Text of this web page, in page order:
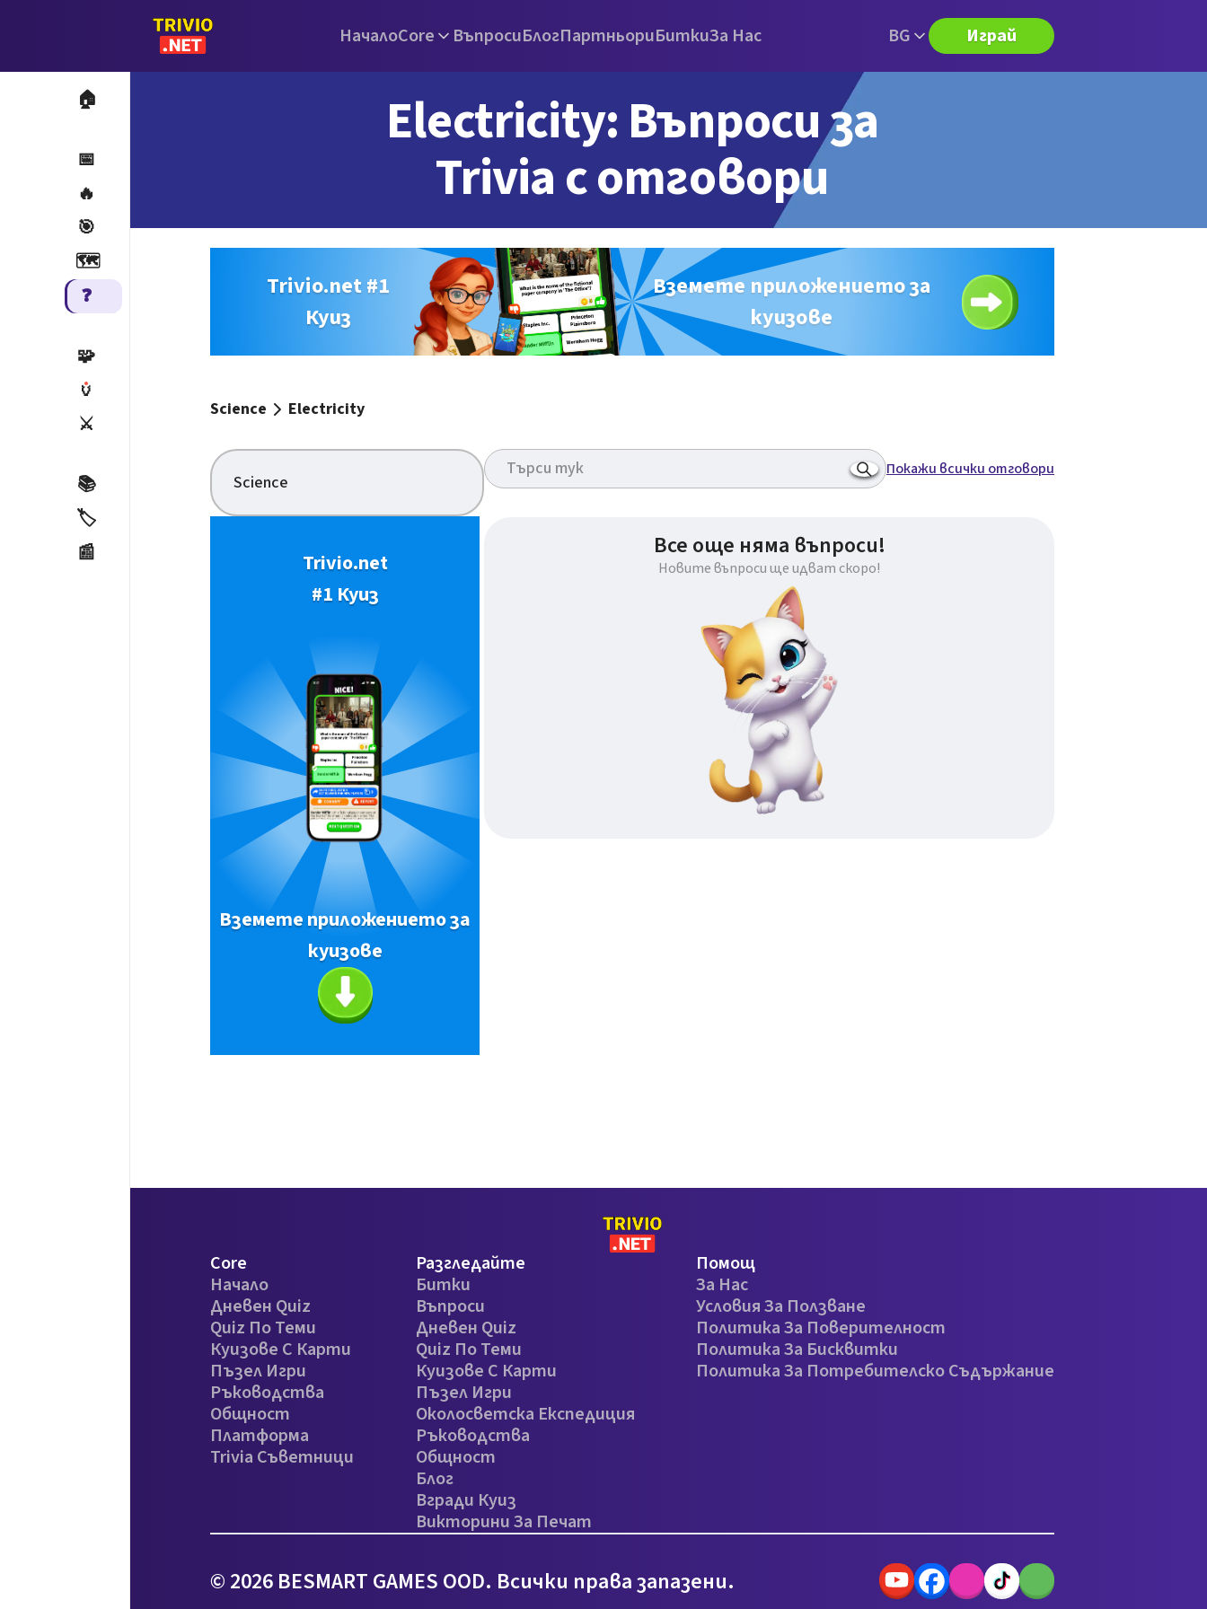
НачалоCore ВъпросиБлогПартньориБиткиЗа Нас BG Играй
🏠
📅
🔥
🎯
🗺️
❓
🧩
🏺
⚔️
📚
🏷️
📰
Electricity: Въпроси за
Trivia с отговори
Trivio.net #1
Куиз
Вземете приложението за
куизове
Science Electricity
Science
Trivio.net
#1 Куиз
Вземете приложението за
куизове
Покажи всички отговори
Все още няма въпроси!
Новите въпроси ще идват скоро!
Core
Начало
Дневен Quiz
Quiz По Теми
Куизове С Карти
Пъзел Игри
Ръководства
Общност
Платформа
Trivia Съветници
Разгледайте
Битки
Въпроси
Дневен Quiz
Quiz По Теми
Куизове С Карти
Пъзел Игри
Околосветска Експедиция
Ръководства
Общност
Блог
Вгради Куиз
Викторини За Печат
Помощ
За Нас
Условия За Ползване
Политика За Поверителност
Политика За Бисквитки
Политика За Потребителско Съдържание
© 2026 BESMART GAMES OOD. Всички права запазени.